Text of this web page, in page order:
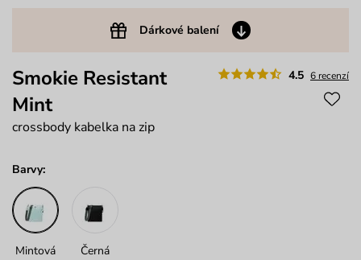
Dárkové balení
4.5 6 recenzí
Smokie Resistant
Mint
crossbody kabelka na zip
Barvy:
Mintová Černá